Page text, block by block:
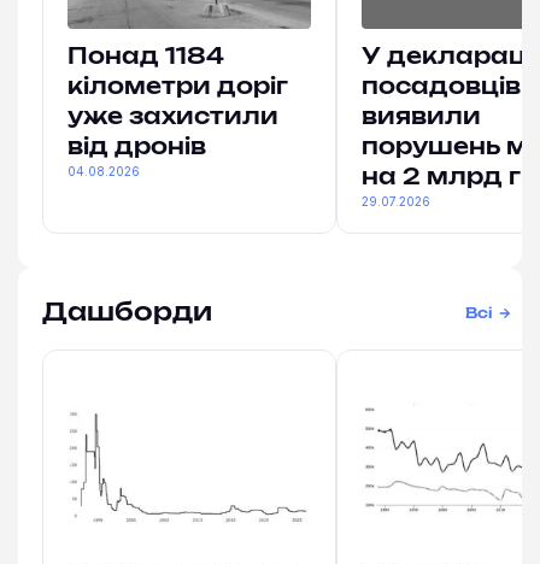
Понад 1184
кілометри доріг
уже захистили
від дронів
04.08.2026
У
посадовців
виявили
порушень
на 2 млрд
29.07.2026
Дашборди Всі